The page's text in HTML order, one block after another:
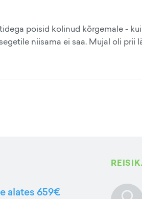
poisid kolinud kõrgemale -
niisama ei saa. Mujal oli prii
alates 659€